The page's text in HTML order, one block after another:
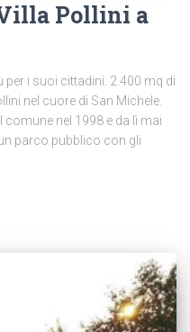
Pollini a
per i suoi cittadini. 2.400 mq di
nel cuore di San Michele.
comune nel 1998 e da lì mai
parco pubblico con gli